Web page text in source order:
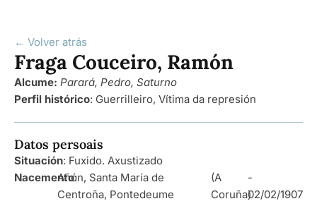
← Volver atrás
Fraga Couceiro, Ramón
Alcume: Parará, Pedro, Saturno
Perfil histórico: Guerrilleiro, Vítima da represión
Datos persoais
Situación: Fuxido. Axustizado
Nacemento:
Añón, Santa María de
Centroña, Pontedeume
(A
Coruña)
-
02/02/1907